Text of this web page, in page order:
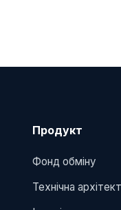
Продукт
Фонд обміну
Технічна